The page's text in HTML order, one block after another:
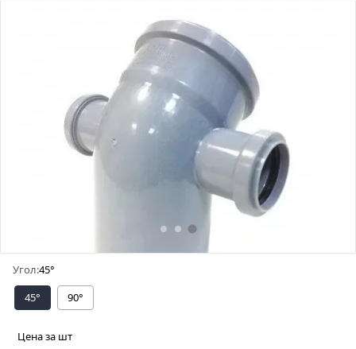
Угол:45°
45°
90°
Цена за шт